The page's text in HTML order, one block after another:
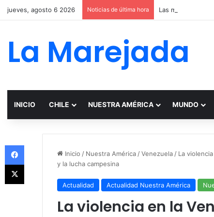
jueves, agosto 6 2026 Noticias de última hora
La Marejada
INICIO CHILE NUESTRA AMÉRICA MUNDO
Inicio / Nuestra América /Venezuela / La
y la lucha campesina
Actualidad Actualidad Nuestra América
La violencia en la
Facebook
X